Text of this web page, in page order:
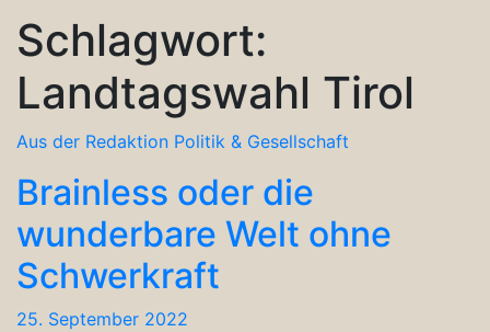
Schlagwort:
Landtagswahl Tirol
Aus der Redaktion Politik & Gesellschaft
Brainless oder die
wunderbare Welt ohne
Schwerkraft
25. September 2022